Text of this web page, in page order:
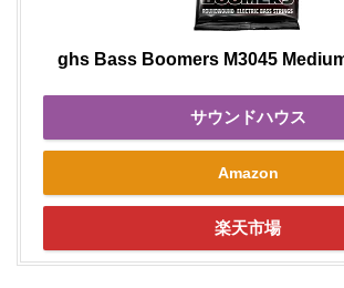
ghs Bass Boomers M3045
サウンドハウス
Amazon
楽天市場